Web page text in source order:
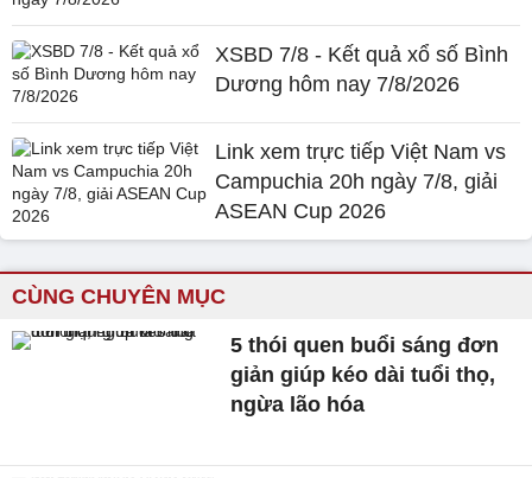
XSBD 7/8 - Kết quả xổ số Bình
Dương hôm nay 7/8/2026
Link xem trực tiếp Việt Nam vs
Campuchia 20h ngày 7/8, giải
ASEAN Cup 2026
CÙNG CHUYÊN MỤC
5 thói quen buổi sáng đơn
giản giúp kéo dài tuổi thọ,
ngừa lão hóa